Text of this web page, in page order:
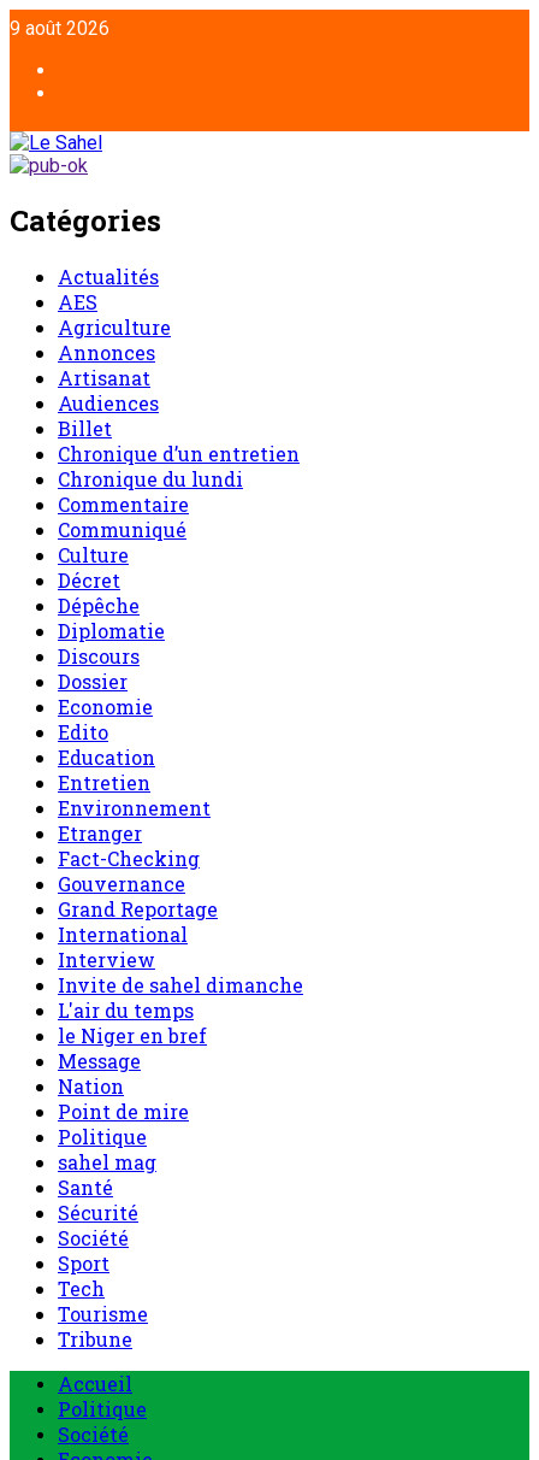
9 août 2026
Catégories
Actualités
AES
Agriculture
Annonces
Artisanat
Audiences
Billet
Chronique d’un entretien
Chronique du lundi
Commentaire
Communiqué
Culture
Décret
Dépêche
Diplomatie
Discours
Dossier
Economie
Edito
Education
Entretien
Environnement
Etranger
Fact-Checking
Gouvernance
Grand Reportage
International
Interview
Invite de sahel dimanche
L'air du temps
le Niger en bref
Message
Nation
Point de mire
Politique
sahel mag
Santé
Sécurité
Société
Sport
Tech
Tourisme
Tribune
Accueil
Politique
Société